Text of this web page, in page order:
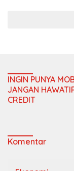
INGIN PUNYA
JANGAN
CREDIT
Komentar